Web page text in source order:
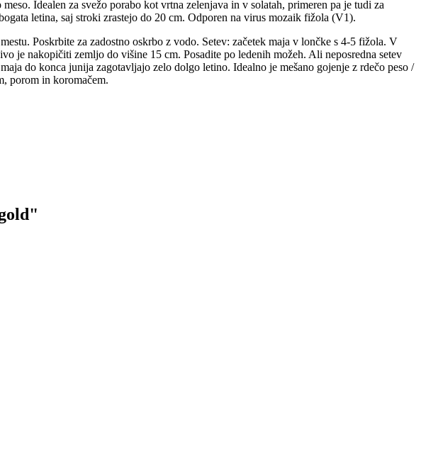
Idealen za svežo porabo kot vrtna zelenjava in v solatah, primeren pa je tudi za
letina, saj stroki zrastejo do 20 cm. Odporen na virus mozaik fižola (V1).
Poskrbite za zadostno oskrbo z vodo. Setev: začetek maja v lončke s 4-5 fižola. V
je nakopičiti zemljo do višine 15 cm. Posadite po ledenih možeh. Ali neposredna setev
do konca junija zagotavljajo zelo dolgo letino. Idealno je mešano gojenje z rdečo peso /
porom in koromačem.